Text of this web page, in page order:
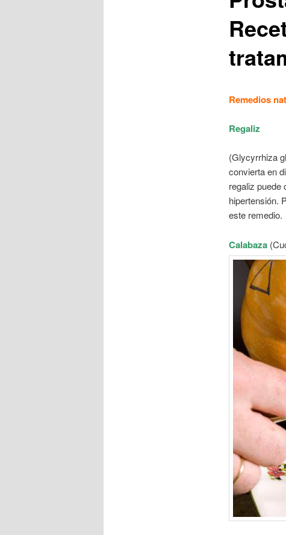
Remedios
Regaliz
(Glycyrrhiza
convierta en
regaliz puede
hipertensión.
este remedio.
Calabaza